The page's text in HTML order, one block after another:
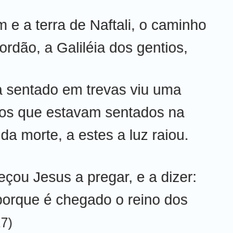
e a terra de Naftali, o caminho
a Galiléia dos gentios,
sentado em trevas viu uma
que estavam sentados na
morte, a estes a luz raiou.
Jesus a pregar, e a dizer:
é chegado o reino dos